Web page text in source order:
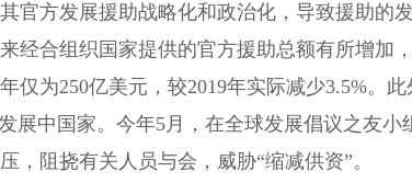
方发展援助战略化和政治化，导致援助的
经合组织国家提供的官方援助总额有所增加
仅为250亿美元，较2019年实际减少3.5%。
展中国家。今年5月，在全球发展倡议之友小
阻挠有关人员与会，威胁“缩减供资”。